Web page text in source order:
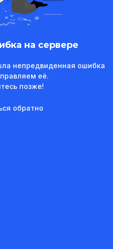
на сервере
непредвиденная ошибка
её.
позже!
обратно